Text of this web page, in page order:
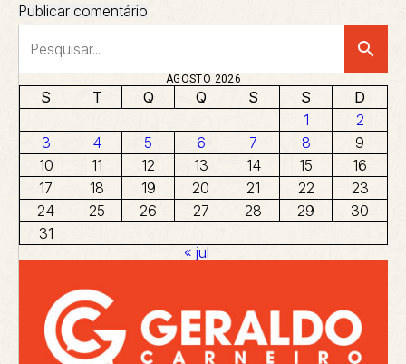
search
AGOSTO 2026
S T Q Q S S
D
1
2
3
4 5 6 7 8
9
10
11 12 13 14 15
16
17
18 19 20 21 22
23
24
25 26 27 28 29
30
31
« jul